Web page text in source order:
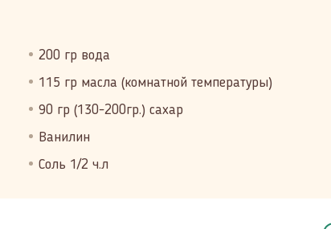
200 гр вода
115 гр масла (комнатной температуры)
90 гр (130-200гр.) сахар
Ванилин
Соль 1/2 ч.л